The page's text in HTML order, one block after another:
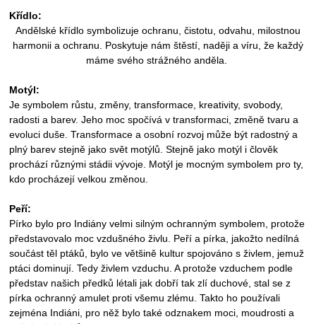
Křídlo:
Andělské křídlo symbolizuje ochranu, čistotu, odvahu, milostnou
harmonii a ochranu. Poskytuje nám štěstí, naději a víru, že každý
máme svého strážného anděla.
Motýl:
Je symbolem růstu, změny, transformace, kreativity, svobody,
radosti a barev. Jeho moc spočívá v transformaci, změně tvaru a
evoluci duše. Transformace a osobní rozvoj může být radostný a
plný barev stejně jako svět motýlů. Stejně jako motýl i člověk
prochází různými stádii vývoje. Motýl je mocným symbolem pro ty,
kdo procházejí velkou změnou.
Peří:
Pírko bylo pro Indiány velmi silným ochranným symbolem, protože
představovalo moc vzdušného živlu. Peří a pírka, jakožto nedílná
součást těl ptáků, bylo ve většině kultur spojováno s živlem, jemuž
ptáci dominují. Tedy živlem vzduchu. A protože vzduchem podle
představ našich předků létali jak dobří tak zlí duchové, stal se z
pírka ochranný amulet proti všemu zlému. Takto ho používali
zejména Indiáni, pro něž bylo také odznakem moci, moudrosti a